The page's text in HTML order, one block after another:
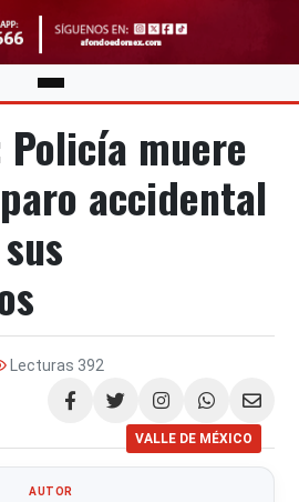
Policía muere
accidental
Lecturas 392
Compartir
VALLE DE MÉXICO
AUTOR